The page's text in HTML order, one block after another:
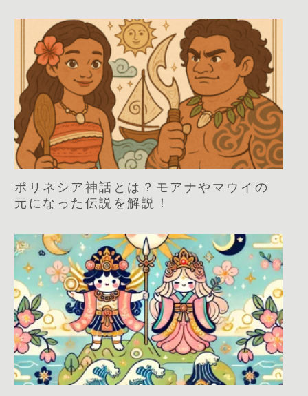
ポリネシア神話とは？モアナやマウイの
元になった伝説を解説！